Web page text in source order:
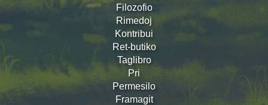
Filozofio
Rimedoj
Kontribui
Ret-butiko
Taglibro
Pri
Permesilo
Framagit